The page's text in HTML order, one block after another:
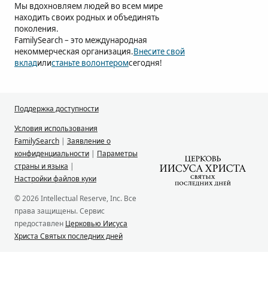
Мы вдохновляем людей во всем мире
находить своих родных и объединять
поколения.
FamilySearch – это международная
некоммерческая организация.Внесите свой
вкладилистаньте волонтеромсегодня!
Поддержка доступности
Условия использования
FamilySearch | Заявление о
конфиденциальности | Параметры
страны и языка |
Настройки файлов куки
© 2026 Intellectual Reserve, Inc. Все
права защищены. Сервис
предоставлен Церковью Иисуса
Христа Святых последних дней